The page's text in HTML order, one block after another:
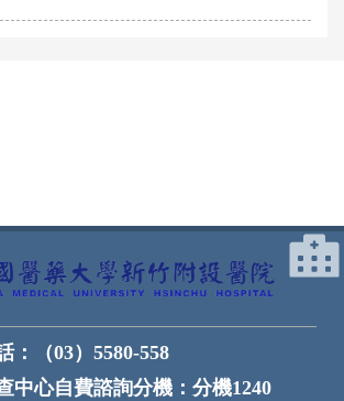
：
（03）5580-558
中心自費諮詢分機： 分機1240